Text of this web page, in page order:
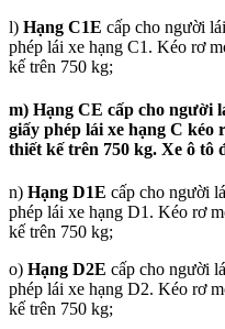
l) Hạng C1E cấp cho người
phép lái xe hạng C1. Kéo rơ
kế trên 750 kg;
m) Hạng CE cấp cho người
giấy phép lái xe hạng C kéo
thiết kế trên 750 kg. Xe ô tô
n) Hạng D1E cấp cho người
phép lái xe hạng D1. Kéo rơ
kế trên 750 kg;
o) Hạng D2E cấp cho người
phép lái xe hạng D2. Kéo rơ
kế trên 750 kg;